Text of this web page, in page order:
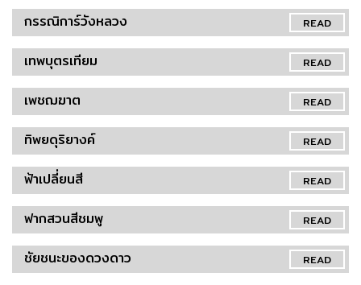
READ
กรรณิการ์วังหลวง
READ
เทพบุตรเทียม
READ
เพชฌฆาต
READ
ทิพยดุริยางค์
READ
ฟ้าเปลี่ยนสี
READ
ฟากสวนสีชมพู
READ
ชัยชนะของดวงดาว